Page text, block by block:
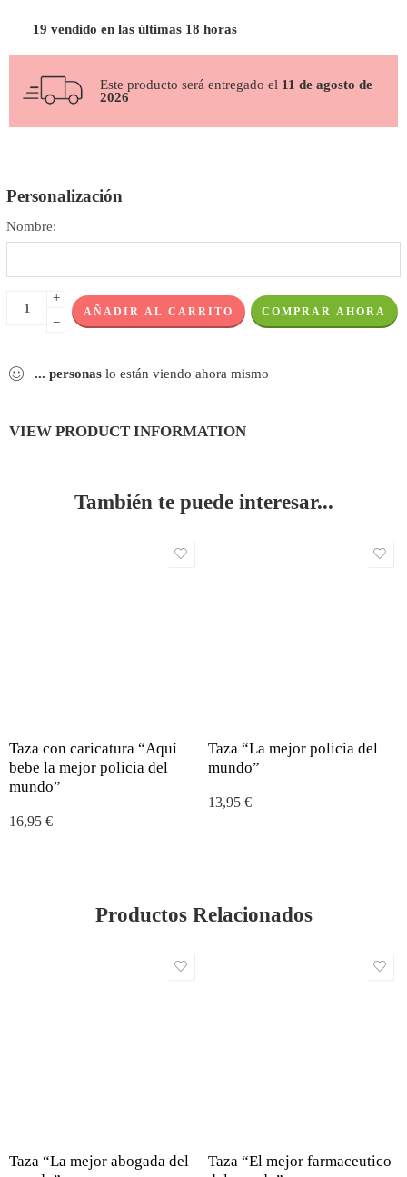
19 vendido en las últimas 18 horas
Este producto será entregado el 11 de agosto de
2026
Personalización
Nombre:
+
−
AÑADIR AL CARRITO COMPRAR AHORA
... personas lo están viendo ahora mismo
VIEW PRODUCT INFORMATION
También te puede interesar...
Taza con caricatura “Aquí
bebe la mejor policia del
mundo”
16,95 €
Taza “La mejor policia del
mundo”
13,95 €
Productos Relacionados
Taza “La mejor abogada del
Taza “El mejor farmaceutico